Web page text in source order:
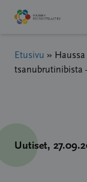
Hyppää
sisältöön
Etusivu »
tsanubrutinibista
Uutiset,